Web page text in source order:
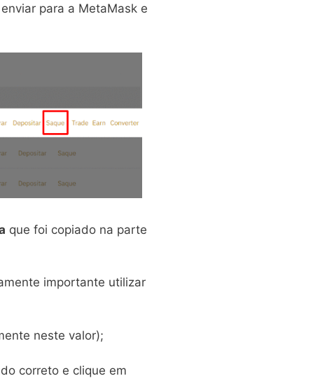
para a MetaMask e
que foi copiado na parte
importante utilizar
neste valor);
correto e clique em